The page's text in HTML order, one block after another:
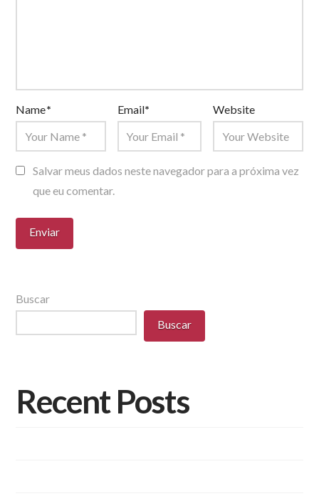
Name* Email* Website
Salvar meus dados neste navegador para a próxima vez
que eu comentar.
Buscar
Buscar
Recent Posts